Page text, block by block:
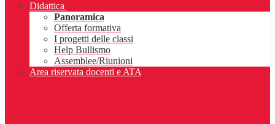
Didattica
Panoramica
Offerta formativa
I progetti delle classi
Help Bullismo
Assemblee/Riunioni
Area riservata docenti e ATA